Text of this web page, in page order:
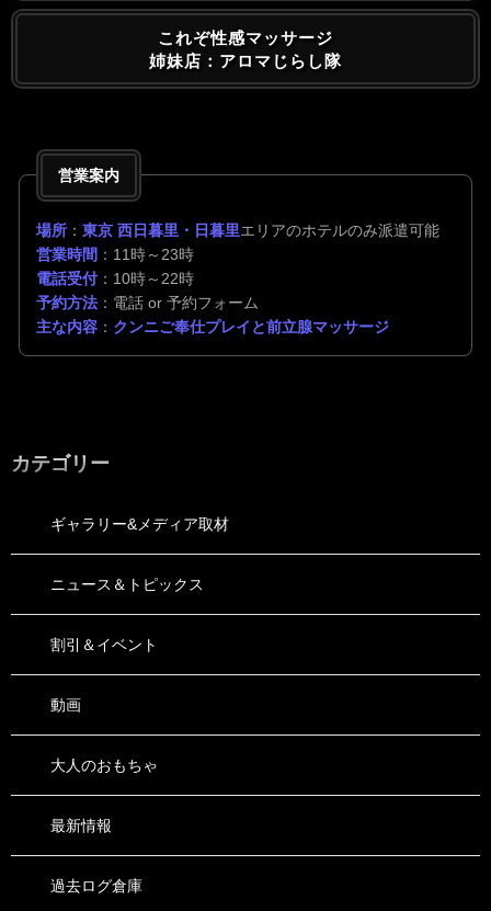
これぞ性感マッサージ
姉妹店：アロマじらし隊
営業案内
場所 ： 東京 西日暮里・日暮里エリアのホテルのみ派遣可能
営業時間 ：11時～23時
電話受付：10時～22時
予約方法 ：電話 or 予約フォーム
主な内容 ： クンニご奉仕プレイと前立腺マッサージ
カテゴリー
ギャラリー&メディア取材
ニュース＆トピックス
割引＆イベント
動画
大人のおもちゃ
最新情報
過去ログ倉庫